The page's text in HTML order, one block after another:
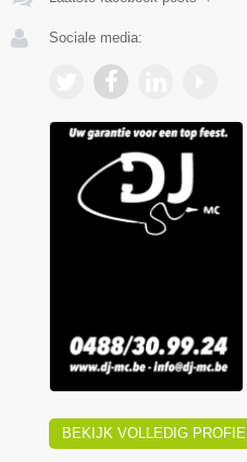
Sociale media:
BEKIJK VOLLEDIG PROFIEL